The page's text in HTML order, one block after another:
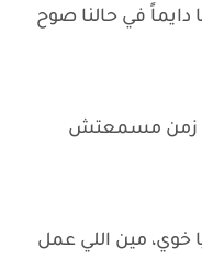
دايماً في حالنا صوح
زمن مسمعتش
خوي، مين اللي عمل